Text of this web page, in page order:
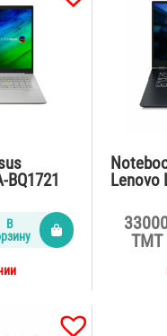
BQ1721
В
Lenovo
/32Gb/
16Gb /
TMT